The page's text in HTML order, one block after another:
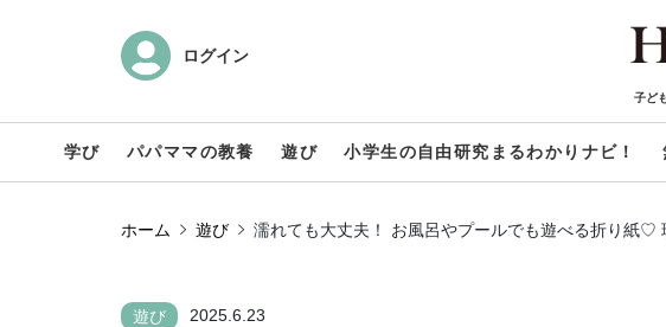
ログイン
子ど
学び パパママの教養 遊び 小学生の自由研究まるわかりナビ！
ホーム 遊び 濡れても大丈夫！ お風呂やプールでも遊べる折り紙♡
遊び 2025.6.23